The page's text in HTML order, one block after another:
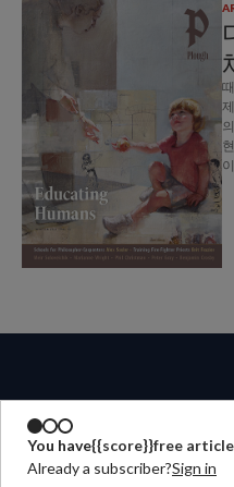
You have{{score}}free
Already a subscriber?Sign in
쟁기